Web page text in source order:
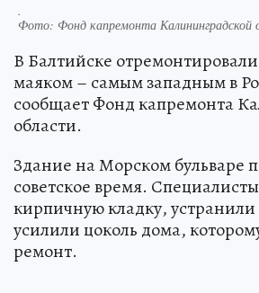
.
Фото: Фонд капремонта Калининградской
В Балтийске
маяком – самым западным в
сообщает Фонд капремонта
области.
Здание на Морском бульваре
советское время.
кирпичную кладку,
усилили цоколь дома,
ремонт.